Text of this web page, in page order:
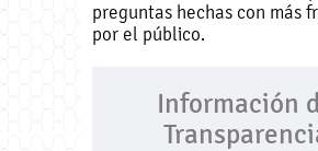
preguntas hechas con más
por el público.
Información